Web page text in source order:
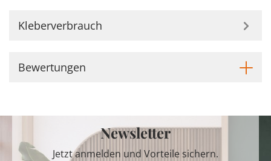
Kleberverbrauch
Bewertungen
Newsletter
Jetzt anmelden und Vorteile sichern.